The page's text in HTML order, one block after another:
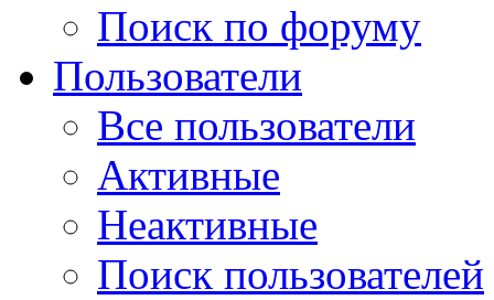
Поиск по форуму
Пользователи
Все пользователи
Активные
Неактивные
Поиск пользователей